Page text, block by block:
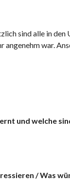
sind alle in den
angenehm war.
und welche
/ Was